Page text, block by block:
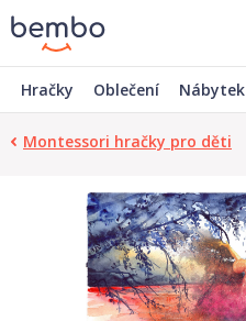
Hračky Oblečení Nábytek
Montessori hračky pro děti